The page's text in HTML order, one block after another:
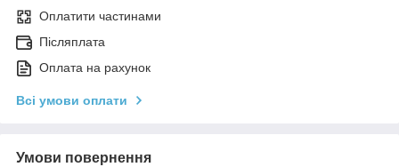
Оплатити частинами
Післяплата
Оплата на рахунок
Всі умови оплати
Умови повернення